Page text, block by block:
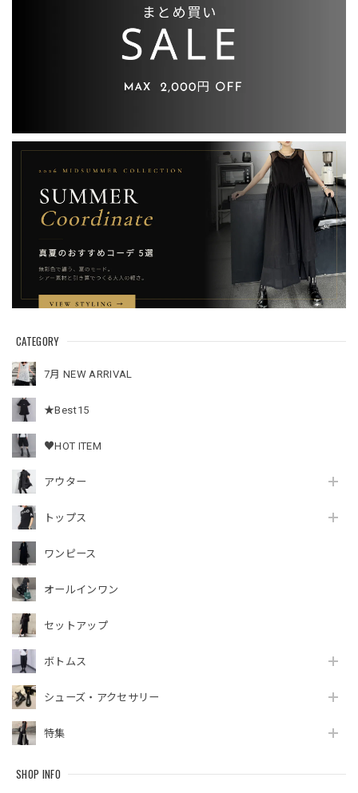
CATEGORY
7月 NEW ARRIVAL
★Best15
♥HOT ITEM
アウター
トップス
ワンピース
オールインワン
セットアップ
ボトムス
シューズ・アクセサリー
特集
SHOP INFO